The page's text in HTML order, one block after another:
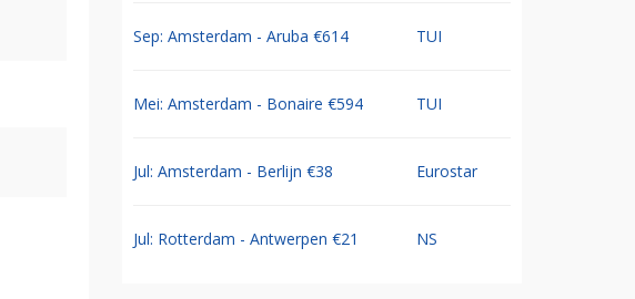
Sep: Amsterdam - Aruba €614 TUI
Mei: Amsterdam - Bonaire €594 TUI
Jul: Amsterdam - Berlijn €38 Eurostar
Jul: Rotterdam - Antwerpen €21 NS